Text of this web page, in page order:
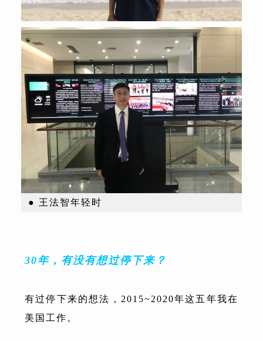
● 王法智年轻时
30年，有没有想过停下来？
有过停下来的想法，2015~2020年这五年我在
美国工作。